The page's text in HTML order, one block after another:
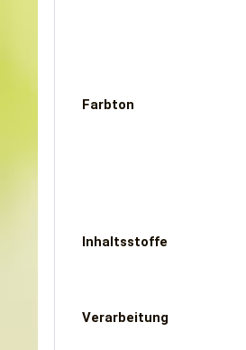
Farbton
Inhaltsstoffe
Verarbeitung